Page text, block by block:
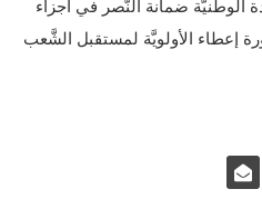
الوطنيَّة ضمانة النَّصر في أجزاء
إعطاء الأولويَّة لمستقبل الشَّعب